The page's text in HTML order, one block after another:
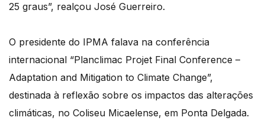
25 graus”, realçou José Guerreiro.
O presidente do IPMA falava na conferência
internacional “Planclimac Projet Final Conference –
Adaptation and Mitigation to Climate Change”,
destinada à reflexão sobre os impactos das alterações
climáticas, no Coliseu Micaelense, em Ponta Delgada.